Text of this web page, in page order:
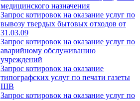
медицинского назначения
Запрос котировок на оказание услуг по
вывозу твердых бытовых отходов от
31.03.09
Запрос котировок на оказание услуг по
аварийному обслуживанию
учреждений
Запрос котировок на оказание
типографских услуг по печати газеты
ШВ
Запрос котировок на оказание услуг по